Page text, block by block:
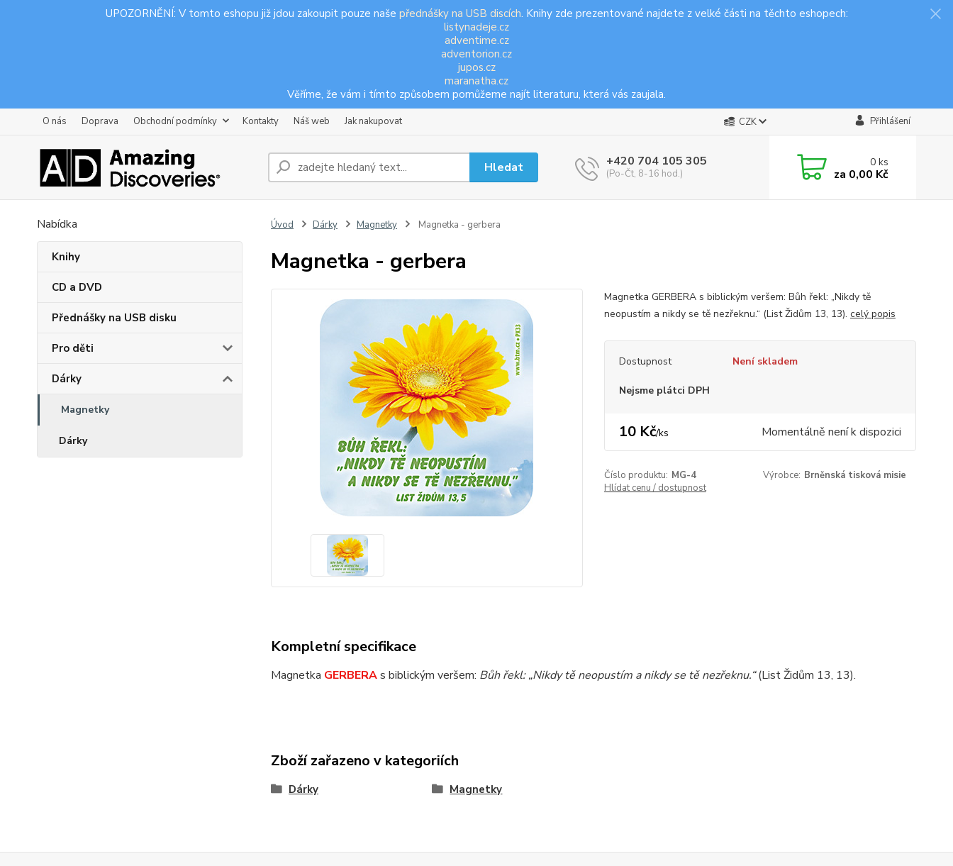
UPOZORNĚNÍ: V tomto eshopu již jdou zakoupit pouze naše přednášky na USB discích. Knihy zde prezentované najdete z velké části na těchto eshopech:
listynadeje.cz
adventime.cz
adventorion.cz
jupos.cz
maranatha.cz
Věříme, že vám i tímto způsobem pomůžeme najít literaturu, která vás zaujala.
O nás Doprava Obchodní podmínky Kontakty Náš web Jak nakupovat CZK Přihlášení
Hledat +420 704 105 305
(Po-Čt, 8-16 hod.)
0ks
za 0,00 Kč
Nabídka
Knihy
CD a DVD
Přednášky na USB disku
Pro děti
Dárky
Magnetky
Dárky
Úvod Dárky Magnetky Magnetka - gerbera
Magnetka - gerbera
Magnetka GERBERA s biblickým veršem: Bůh řekl: „Nikdy tě
neopustím a nikdy se tě nezřeknu.“ (List Židům 13, 13). celý popis
Dostupnost Není skladem
Nejsme plátci DPH
10 Kč/ks Momentálně není k dispozici
Číslo produktu: MG-4 Výrobce: Brněnská tisková misie
Hlídat cenu / dostupnost
Kompletní specifikace
Magnetka GERBERAs biblickým veršem: Bůh řekl: „Nikdy tě neopustím a nikdy se tě nezřeknu.“(List Židům 13, 13).
Zboží zařazeno v kategoriích
Dárky Magnetky